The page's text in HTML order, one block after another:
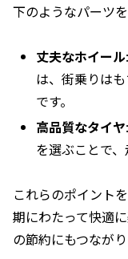
下のようなパーツ
丈夫なホイール
は、街乗りは
です。
高品質なタイヤ
を選ぶことで、
これらのポイント
期にわたって快適
の節約にもつながり